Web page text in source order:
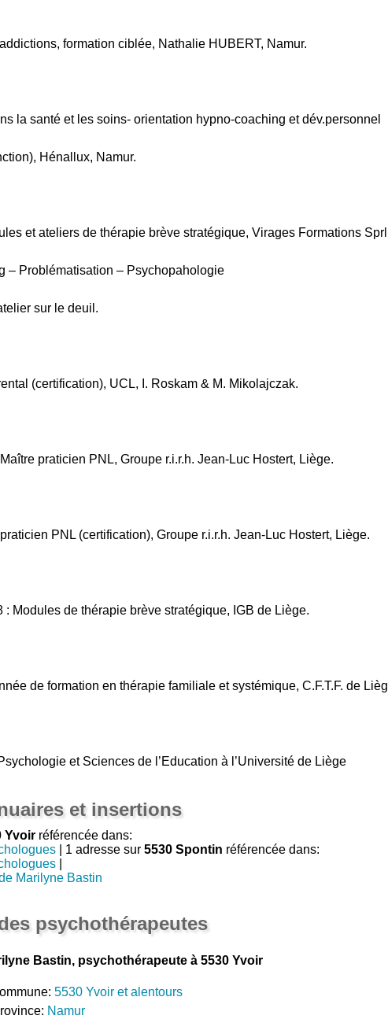
formation ciblée, Nathalie HUBERT, Namur.
la santé et les soins- orientation hypno-coaching et dév.personnel
Hénallux, Namur.
et ateliers de thérapie brève stratégique, Virages Formations
– Problématisation – Psychopahologie
sur le deuil.
(certification), UCL, I. Roskam & M. Mikolajczak.
praticien PNL, Groupe r.i.r.h. Jean-Luc Hostert, Liège.
PNL (certification), Groupe r.i.r.h. Jean-Luc Hostert, Liège.
: Modules de thérapie brève stratégique, IGB de Liège.
de formation en thérapie familiale et systémique, C.F.T.F. de
et Sciences de l’Education à l’Université de Liège
et insertions
Yvoirréférencée dans:
| 1 adresse sur 5530 Spontin référencée dans:
|
Marilyne Bastin
psychothérapeutes
Bastin, psychothérapeute à 5530 Yvoir
5530 Yvoir et alentours
Namur